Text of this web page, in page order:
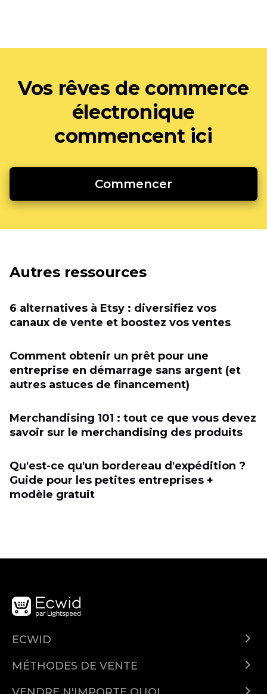
Vos rêves de commerce
électronique
commencent ici
Commencer
Autres ressources
6 alternatives à Etsy : diversifiez vos
canaux de vente et boostez vos ventes
Comment obtenir un prêt pour une
entreprise en démarrage sans argent (et
autres astuces de financement)
Merchandising 101 : tout ce que vous devez
savoir sur le merchandising des produits
Qu'est-ce qu'un bordereau d'expédition ?
Guide pour les petites entreprises +
modèle gratuit
ECWID
Demo
Prix
MÉTHODES DE VENTE